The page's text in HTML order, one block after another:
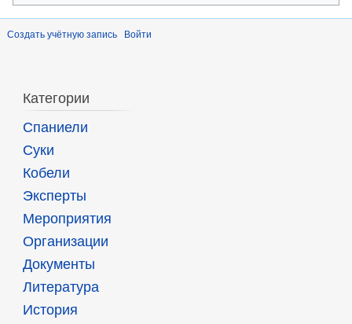
Создать учётную запись Войти
Категории
Спаниели
Суки
Кобели
Эксперты
Мероприятия
Организации
Документы
Литература
История